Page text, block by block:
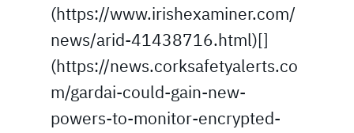
(https://www.irishexaminer.com/
news/arid-41438716.html)[]
(https://news.corksafetyalerts.co
m/gardai-could-gain-new-
powers-to-monitor-encrypted-